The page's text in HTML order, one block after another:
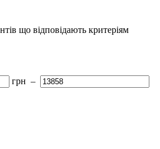
що відповідають критеріям
грн –